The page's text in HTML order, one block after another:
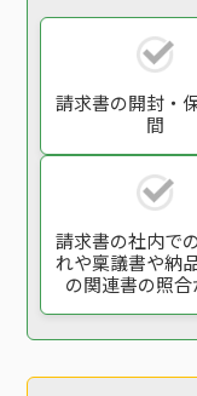
請求書の開封・
間
請求書の社内で
れや稟議書や納
の関連書の照